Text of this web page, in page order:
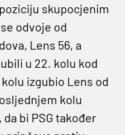
skupocjenim
odvoje od
Lens 56, a
u 22. kolu kod
izgubio Lens od
kolu
bi PSG također